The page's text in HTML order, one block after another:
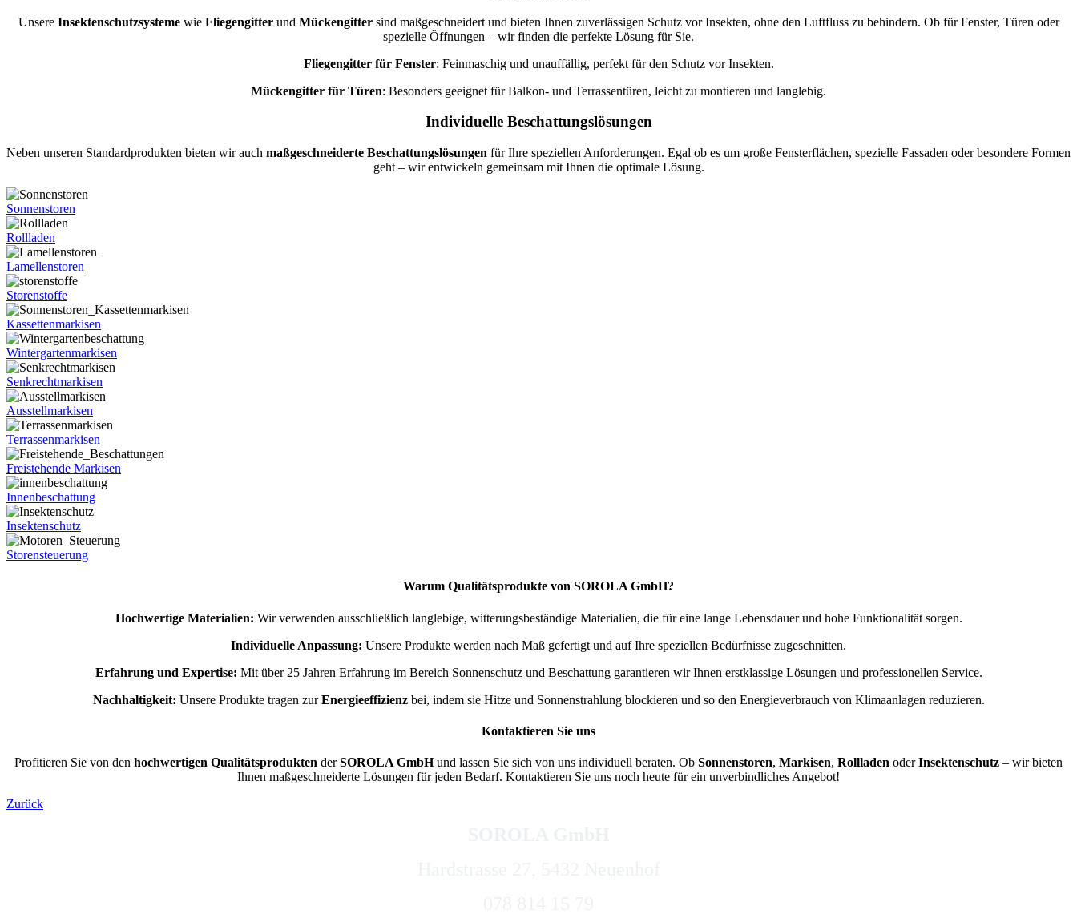
Unsere Insektenschutzsystemewie Fliegengitterund Mückengittersind maßgeschneidert und bieten Ihnen zuverlässigen Schutz vor Insekten, ohne den Luftfluss zu behindern. Ob für Fenster, Türen oder
spezielle Öffnungen – wir finden die perfekte Lösung für Sie.
Fliegengitter für Fenster: Feinmaschig und unauffällig, perfekt für den Schutz vor Insekten.
Mückengitter für Türen: Besonders geeignet für Balkon- und Terrassentüren, leicht zu montieren und langlebig.
Individuelle Beschattungslösungen
Neben unseren Standardprodukten bieten wir auch maßgeschneiderte Beschattungslösungen für Ihre speziellen Anforderungen. Egal ob es um große Fensterflächen, spezielle Fassaden oder besondere Formen
geht – wir entwickeln gemeinsam mit Ihnen die optimale Lösung.
Sonnenstoren
Rollladen
Lamellenstoren
Storenstoffe
Kassettenmarkisen
Wintergartenmarkisen
Senkrechtmarkisen
Ausstellmarkisen
Terrassenmarkisen
Freistehende Markisen
Innenbeschattung
Insektenschutz
Storensteuerung
Warum Qualitätsprodukte von SOROLA GmbH?
Hochwertige Materialien: Wir verwenden ausschließlich langlebige, witterungsbeständige Materialien, die für eine lange Lebensdauer und hohe Funktionalität sorgen.
Individuelle Anpassung: Unsere Produkte werden nach Maß gefertigt und auf Ihre speziellen Bedürfnisse zugeschnitten.
Erfahrung und Expertise: Mit über 25 Jahren Erfahrung im Bereich Sonnenschutz und Beschattung garantieren wir Ihnen erstklassige Lösungen und professionellen Service.
Nachhaltigkeit: Unsere Produkte tragen zurEnergieeffizienzbei, indem sie Hitze und Sonnenstrahlung blockieren und so den Energieverbrauch von Klimaanlagen reduzieren.
Kontaktieren Sie uns
Profitieren Sie von den hochwertigen Qualitätsprodukten derSOROLA GmbHund lassen Sie sich von uns individuell beraten. Ob Sonnenstoren, Markisen, Rollladen oderInsektenschutz – wir bieten
Ihnen maßgeschneiderte Lösungen für jeden Bedarf. Kontaktieren Sie uns noch heute für ein unverbindliches Angebot!
Zurück